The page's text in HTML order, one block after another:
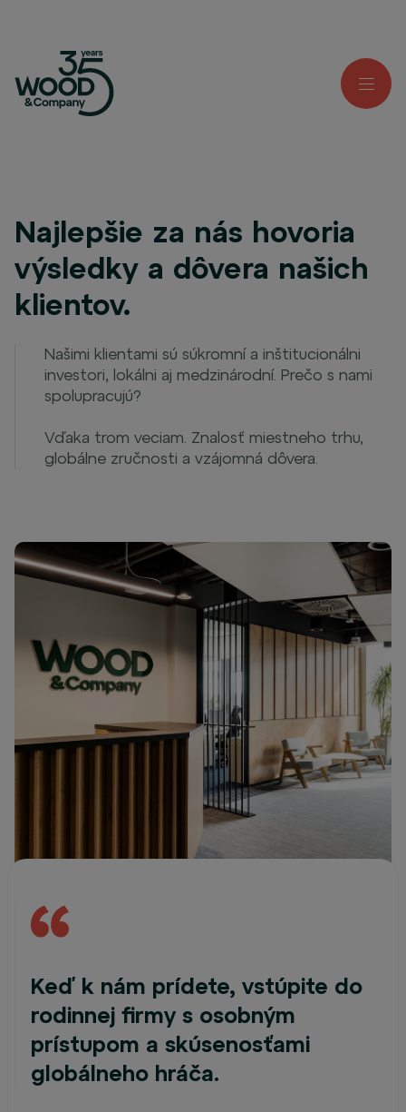
Najlepšie za nás hovoria
výsledky a dôvera našich
klientov.
Našimi klientami sú súkromní a inštitucionálni
investori, lokálni aj medzinárodní. Prečo s nami
spolupracujú?
Vďaka trom veciam. Znalosť miestneho trhu,
globálne zručnosti a vzájomná dôvera.
Keď k nám prídete, vstúpite do
rodinnej firmy s osobným
prístupom a skúsenosťami
globálneho hráča.